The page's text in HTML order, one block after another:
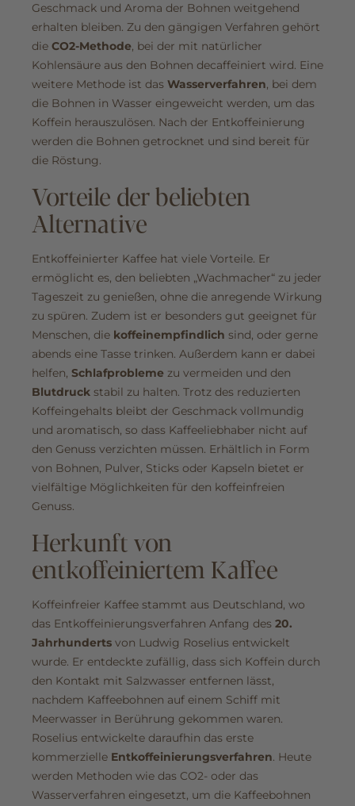
Geschmack und Aroma der Bohnen weitgehend
erhalten bleiben. Zu den gängigen Verfahren gehört
die CO2-Methode, bei der mit natürlicher
Kohlensäure aus den Bohnen decaffeiniert wird. Eine
weitere Methode ist das Wasserverfahren, bei dem
die Bohnen in Wasser eingeweicht werden, um das
Koffein herauszulösen. Nach der Entkoffeinierung
werden die Bohnen getrocknet und sind bereit für
die Röstung.
Vorteile der beliebten
Alternative
Entkoffeinierter Kaffee hat viele Vorteile. Er
ermöglicht es, den beliebten „Wachmacher“ zu jeder
Tageszeit zu genießen, ohne die anregende Wirkung
zu spüren. Zudem ist er besonders gut geeignet für
Menschen, die koffeinempfindlich sind, oder gerne
abends eine Tasse trinken. Außerdem kann er dabei
helfen, Schlafprobleme zu vermeiden und den
Blutdruck stabil zu halten. Trotz des reduzierten
Koffeingehalts bleibt der Geschmack vollmundig
und aromatisch, so dass Kaffeeliebhaber nicht auf
den Genuss verzichten müssen. Erhältlich in Form
von Bohnen, Pulver, Sticks oder Kapseln bietet er
vielfältige Möglichkeiten für den koffeinfreien
Genuss.
Herkunft von
entkoffeiniertem Kaffee
Koffeinfreier Kaffee stammt aus Deutschland, wo
das Entkoffeinierungsverfahren Anfang des 20.
Jahrhunderts von Ludwig Roselius entwickelt
wurde. Er entdeckte zufällig, dass sich Koffein durch
den Kontakt mit Salzwasser entfernen lässt,
nachdem Kaffeebohnen auf einem Schiff mit
Meerwasser in Berührung gekommen waren.
Roselius entwickelte daraufhin das erste
kommerzielle Entkoffeinierungsverfahren. Heute
werden Methoden wie das CO2- oder das
Wasserverfahren eingesetzt, um die Kaffeebohnen